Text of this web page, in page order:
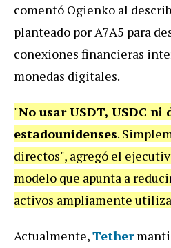
comentó Ogienko al
planteado por A7A5 para
conexiones financieras
monedas digitales.
"No usar USDT, USDC ni
estadounidenses.
directos", agregó el
modelo que apunta a
activos ampliamente
Actualmente,Tether